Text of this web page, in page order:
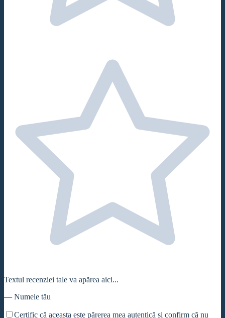
Textul recenziei tale va apărea aici...
— Numele tău
Certific că aceasta este părerea mea autentică și confirm că nu